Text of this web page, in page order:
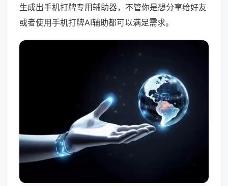
生成出手机打牌专用辅助器，不管你是想分享给好友
或者使用手机打牌AI辅助都可以满足需求。